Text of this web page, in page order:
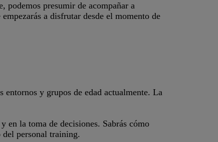
podemos presumir de acompañar a
a disfrutar desde el momento de
entornos y grupos de edad actualmente. La
en la toma de decisiones. Sabrás cómo
del personal training.